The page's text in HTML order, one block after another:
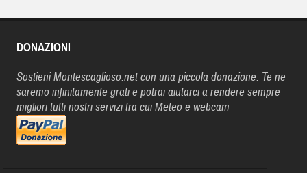
DONAZIONI
Sostieni Montescaglioso.net con una piccola donazione. Te ne
saremo infinitamente grati e potrai aiutarci a rendere sempre
migliori tutti nostri servizi tra cui Meteo e webcam